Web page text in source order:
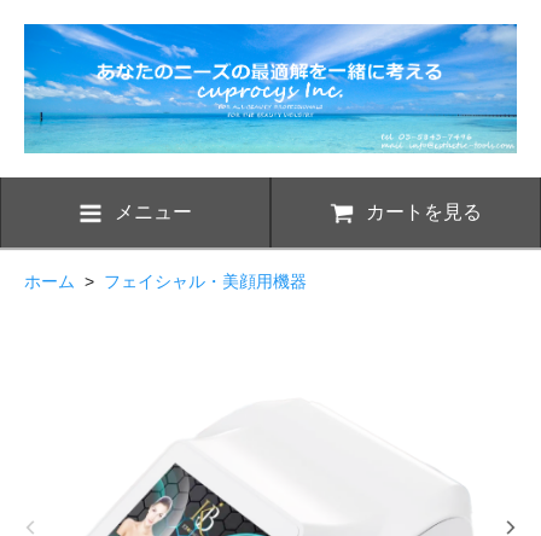
メニュー カートを見る
ホーム > フェイシャル・美顔用機器